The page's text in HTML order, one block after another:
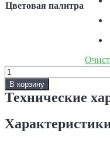
Цветовая палитра
Количество
Скульптура
«Девочка
с
В корзину
Технические